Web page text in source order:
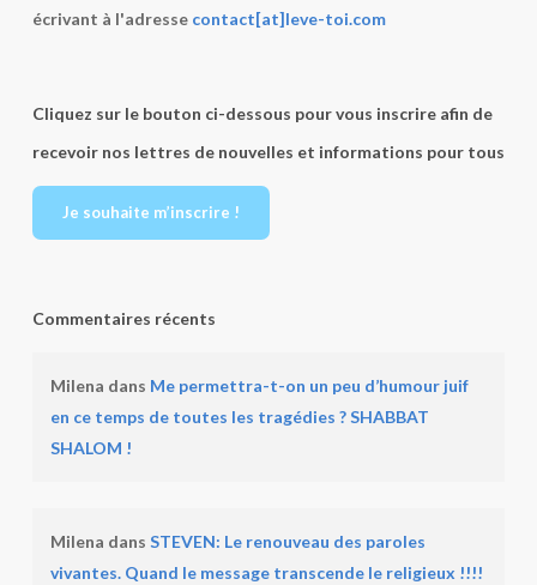
écrivant à l'adresse contact[at]leve-toi.com
Cliquez sur le bouton ci-dessous pour vous inscrire afin de
recevoir nos lettres de nouvelles et informations pour tous
Je souhaite m’inscrire !
Commentaires récents
Milena dans Me permettra-t-on un peu d’humour juif
en ce temps de toutes les tragédies ? SHABBAT
SHALOM !
Milena dans STEVEN: Le renouveau des paroles
vivantes. Quand le message transcende le religieux !!!!